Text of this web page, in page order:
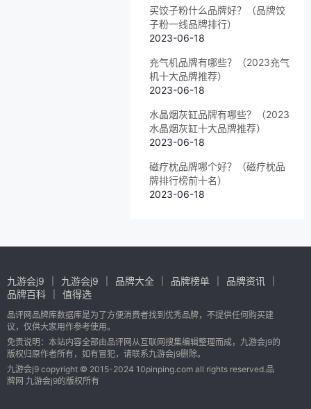
买饺子粉什么品牌好？（品牌饺
子粉一线品牌排行）
2023-06-18
充气机品牌有哪些？（2023充气
机十大品牌推荐）
2023-06-18
水晶烟灰缸品牌有哪些？（2023
水晶烟灰缸十大品牌推荐）
2023-06-18
磁疗枕品牌哪个好？（磁疗枕品
牌排行榜前十名）
2023-06-18
九游会j9 九游会j9 品牌大全 品牌榜单
品牌资讯
品牌百科
值得选
品评网品牌库数据库是为了方便消费者找到优秀品牌，不提供任何购买建
议，仅供大家用作参考使用。
免责说明：本站内容全部由品评网从互联网搜集编辑整理而成，九游会j9的
版权归原作者所有，如有冒犯，请联系九游会j9删除。
九游会j9 copyright © 2015-2024 10pinping.com all rights reserved.品
牌网 九游会j9的版权所有